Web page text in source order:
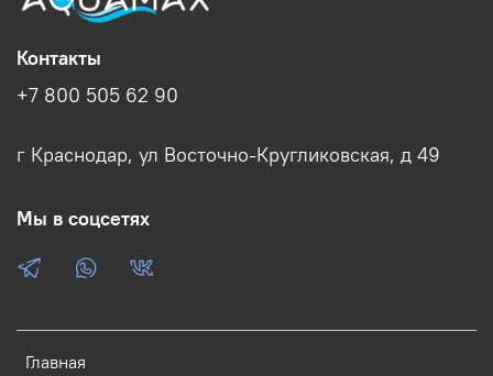
Главная
Контакты
+7 800 505 62 90
г Краснодар, ул Восточно-Кругликовская, д 49
Мы в соцсетях